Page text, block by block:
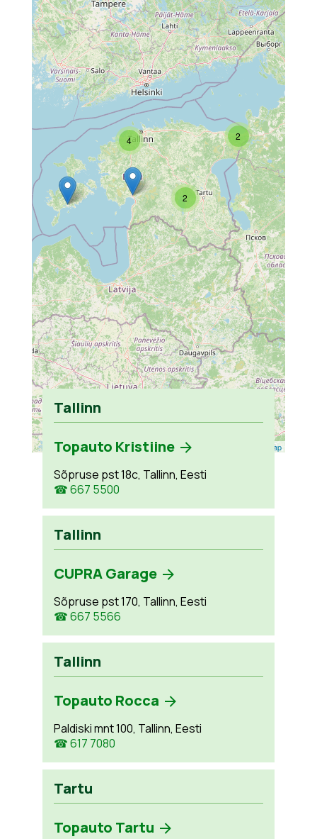
2
2
4
Leaflet OpenStreetMap
Tallinn
Topauto Kristiine
Sõpruse pst 18c, Tallinn, Eesti
☎ 667 5500
Tallinn
CUPRA Garage
Sõpruse pst 170, Tallinn, Eesti
☎ 667 5566
Tallinn
Topauto Rocca
Paldiski mnt 100, Tallinn, Eesti
☎ 617 7080
Tartu
Topauto Tartu